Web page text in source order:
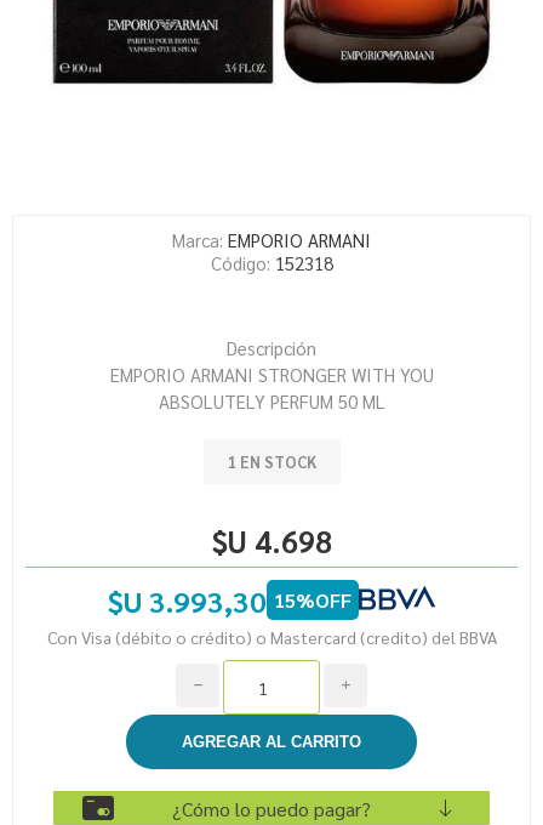
Marca: EMPORIO ARMANI
Código: 152318
Descripción
EMPORIO ARMANI STRONGER WITH YOU
ABSOLUTELY PERFUM 50 ML
1 EN STOCK
$U 4.698
$U 3.993,30 15%OFF
Con Visa (débito o crédito) o Mastercard (credito) del BBVA
i
h
¿Cómo lo puedo pagar?